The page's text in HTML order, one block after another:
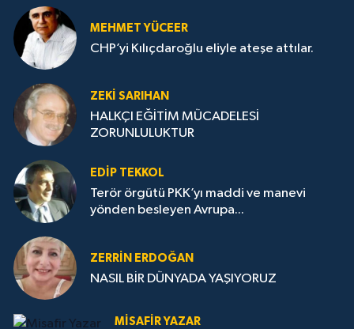
MEHMET YÜCEER
CHP’yi Kılıçdaroğlu eliyle ateşe attılar.
ZEKI SARIHAN
HALKÇI EĞİTİM MÜCADELESİ
ZORUNLULUKTUR
EDIP TEKKOL
Terör örgütü PKK’yı maddi ve manevi
yönden besleyen Avrupa...
ZERRIN ERDOĞAN
NASIL BİR DÜNYADA YAŞIYORUZ
MISAFIR YAZAR